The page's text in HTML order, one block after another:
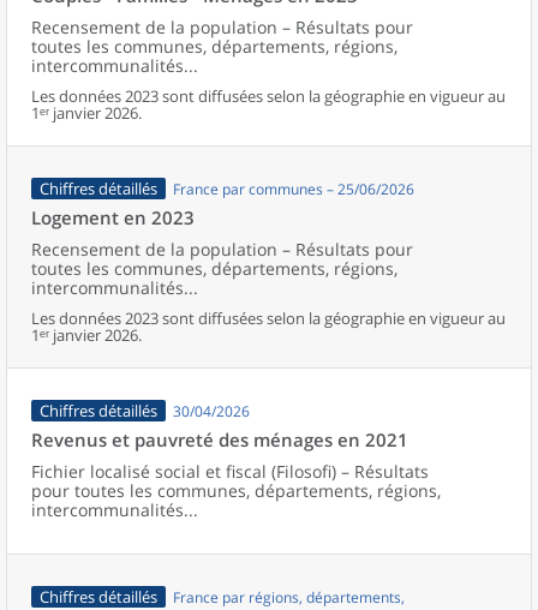
Recensement de la population – Résultats pour
toutes les communes, départements, régions,
intercommunalités...
Les données 2023 sont diffusées selon la géographie en vigueur au
1ᵉʳ janvier 2026.
Chiffres détaillés France par communes – 25/06/2026
Logement en 2023
Recensement de la population – Résultats pour
toutes les communes, départements, régions,
intercommunalités...
Les données 2023 sont diffusées selon la géographie en vigueur au
1ᵉʳ janvier 2026.
Chiffres détaillés 30/04/2026
Revenus et pauvreté des ménages en 2021
Fichier localisé social et fiscal (Filosofi) – Résultats
pour toutes les communes, départements, régions,
intercommunalités...
Chiffres détaillés
France par régions, départements,